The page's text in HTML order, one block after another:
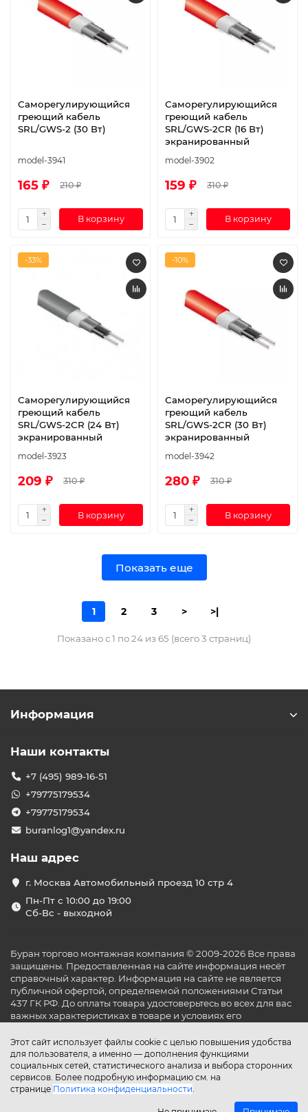
Саморегулирующийся
греющий кабель
SRL/GWS-2 (30 Вт)
model-3941
165 ₽ 210 ₽
В корзину
Саморегулирующийся
греющий кабель
SRL/GWS-2CR (16 Вт)
экранированный
model-3902
159 ₽ 310 ₽
В корзину
-33%
Саморегулирующийся
греющий кабель
SRL/GWS-2CR (24 Вт)
экранированный
model-3923
209 ₽ 310 ₽
В корзину
-10%
Саморегулирующийся
греющий кабель
SRL/GWS-2CR (30 Вт)
экранированный
model-3942
280 ₽ 310 ₽
В корзину
Показать еще
1 2 3 > >|
Показано с 1 по 24 из 65 (всего 3 страниц)
Этот сайт использует файлы cookie с целью повышения удобства
для пользователя, а именно — дополнения функциями
социальных сетей, статистического анализа и выбора сторонних
сервисов. Более подробную информацию см. на
странице Политика конфиденциальности.
Информация
Наши контакты
+7 (495) 989-16-51
+79775179534
+79775179534
buranlog1@yandex.ru
Наш адрес
г. Москва Автомобильный проезд 10 стр 4
Пн-Пт с 10:00 до 19:00
Сб-Вс - выходной
Буран торгово монтажная компания © 2009-2026 Все права
защищены. Предоставленная на сайте информация несёт
справочный характер. Информация на сайте не является
публичной офертой, определяемой положениями Статьи
437 ГК РФ. До оплаты товара удостоверьтесь во всех для вас
важных характеристиках в товаре и условиях его